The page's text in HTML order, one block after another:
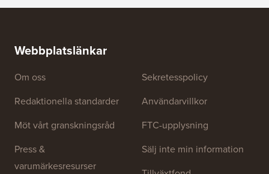
Webbplatslänkar
Om oss
Redaktionella standarder
Möt vårt granskningsråd
Press &
varumärkesresurser
Sekretesspolicy
Användarvillkor
FTC-upplysning
Sälj inte min information